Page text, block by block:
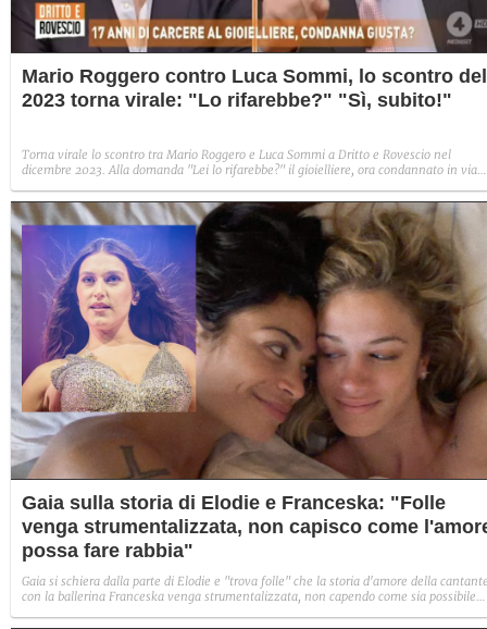
Mario Roggero contro Luca Sommi, lo scontro del
2023 torna virale: "Lo rifarebbe?" "Sì, subito!"
Torna virale lo scontro tra Mario Roggero e Luca Sommi a Dritto e Rovescio nel
dicembre 2023. Alla domanda "Lei lo rifarebbe?" il gioielliere, ora condannato in via
Gaia sulla storia di Elodie e Franceska: "Folle
venga strumentalizzata, non capisco come
possa fare rabbia"
Gaia si schiera dalla parte di Elodie e "trova folle" che la storia d'amore della
con la ballerina Franceska venga strumentalizzata, non capendo come sia possibile